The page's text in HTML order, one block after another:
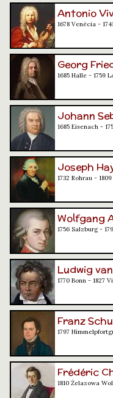
Antonio
1678 Venècia -
Georg
1685 Halle - 1759
Johann
1685 Eisenach -
Joseph
1732 Rohrau -
Wolfgang
1756 Salzburg -
Ludwig
1770 Bonn - 1827
Franz
1797
Frédéric
1810 Żelazowa